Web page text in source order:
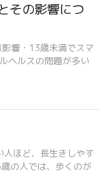
その影響につ
響・13歳未満でスマ
ヘルスの問題が多い
人ほど、長生きしやす
の人では、歩くのが